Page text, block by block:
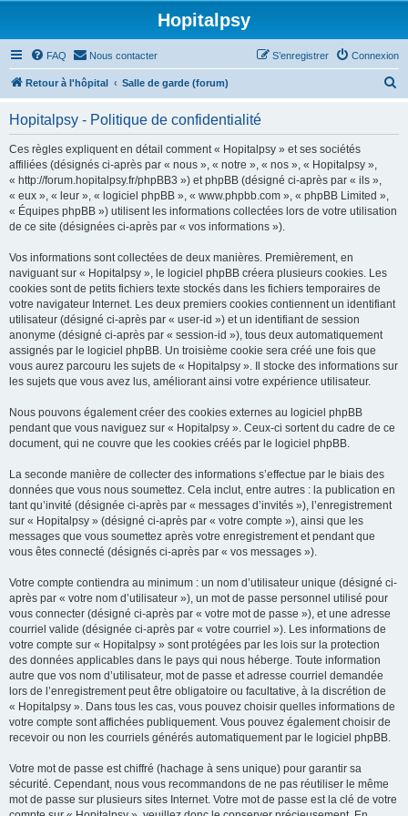
Hopitalpsy
FAQ Nous contacter Connexion
S’enregistrer
Retour à l'hôpital Salle de garde (forum)
Hopitalpsy - Politique de confidentialité
Ces règles expliquent en détail comment « Hopitalpsy » et ses sociétés
affiliées (désignés ci-après par « nous », « notre », « nos », « Hopitalpsy »,
« http://forum.hopitalpsy.fr/phpBB3 ») et phpBB (désigné ci-après par « ils »,
« eux », « leur », « logiciel phpBB », « www.phpbb.com », « phpBB Limited »,
« Équipes phpBB ») utilisent les informations collectées lors de votre utilisation
de ce site (désignées ci-après par « vos informations »).
Vos informations sont collectées de deux manières. Premièrement, en
naviguant sur « Hopitalpsy », le logiciel phpBB créera plusieurs cookies. Les
cookies sont de petits fichiers texte stockés dans les fichiers temporaires de
votre navigateur Internet. Les deux premiers cookies contiennent un identifiant
utilisateur (désigné ci-après par « user-id ») et un identifiant de session
anonyme (désigné ci-après par « session-id »), tous deux automatiquement
assignés par le logiciel phpBB. Un troisième cookie sera créé une fois que
vous aurez parcouru les sujets de « Hopitalpsy ». Il stocke des informations sur
les sujets que vous avez lus, améliorant ainsi votre expérience utilisateur.
Nous pouvons également créer des cookies externes au logiciel phpBB
pendant que vous naviguez sur « Hopitalpsy ». Ceux-ci sortent du cadre de ce
document, qui ne couvre que les cookies créés par le logiciel phpBB.
La seconde manière de collecter des informations s’effectue par le biais des
données que vous nous soumettez. Cela inclut, entre autres : la publication en
tant qu’invité (désignée ci-après par « messages d’invités »), l’enregistrement
sur « Hopitalpsy » (désigné ci-après par « votre compte »), ainsi que les
messages que vous soumettez après votre enregistrement et pendant que
vous êtes connecté (désignés ci-après par « vos messages »).
Votre compte contiendra au minimum : un nom d’utilisateur unique (désigné ci-
après par « votre nom d’utilisateur »), un mot de passe personnel utilisé pour
vous connecter (désigné ci-après par « votre mot de passe »), et une adresse
courriel valide (désignée ci-après par « votre courriel »). Les informations de
votre compte sur « Hopitalpsy » sont protégées par les lois sur la protection
des données applicables dans le pays qui nous héberge. Toute information
autre que vos nom d’utilisateur, mot de passe et adresse courriel demandée
lors de l’enregistrement peut être obligatoire ou facultative, à la discrétion de
« Hopitalpsy ». Dans tous les cas, vous pouvez choisir quelles informations de
votre compte sont affichées publiquement. Vous pouvez également choisir de
recevoir ou non les courriels générés automatiquement par le logiciel phpBB.
Votre mot de passe est chiffré (hachage à sens unique) pour garantir sa
sécurité. Cependant, nous vous recommandons de ne pas réutiliser le même
mot de passe sur plusieurs sites Internet. Votre mot de passe est la clé de votre